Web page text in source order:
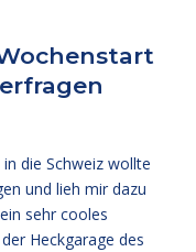
die Schweiz wollte
und lieh mir dazu
sehr cooles
Heckgarage des